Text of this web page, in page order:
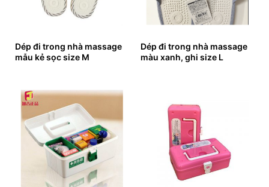
Dép đi trong nhà massage
mẫu kẻ sọc size M
Dép đi trong nhà massage
màu xanh, ghi size L